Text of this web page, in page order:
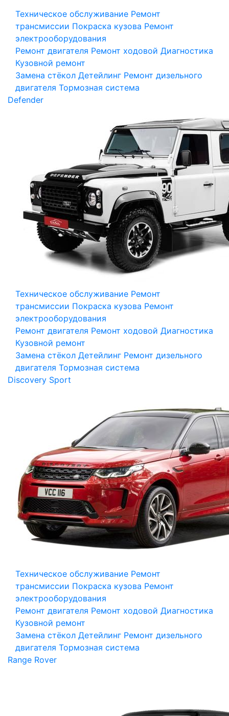
Техническое обслуживание Ремонт
трансмиссии Покраска кузова Ремонт
электрооборудования
Ремонт двигателя Ремонт ходовой Диагностика
Кузовной ремонт
Замена стёкол Детейлинг Ремонт дизельного
двигателя Тормозная система
Defender
Техническое обслуживание Ремонт
трансмиссии Покраска кузова Ремонт
электрооборудования
Ремонт двигателя Ремонт ходовой Диагностика
Кузовной ремонт
Замена стёкол Детейлинг Ремонт дизельного
двигателя Тормозная система
Discovery Sport
Техническое обслуживание Ремонт
трансмиссии Покраска кузова Ремонт
электрооборудования
Ремонт двигателя Ремонт ходовой Диагностика
Кузовной ремонт
Замена стёкол Детейлинг Ремонт дизельного
двигателя Тормозная система
Range Rover